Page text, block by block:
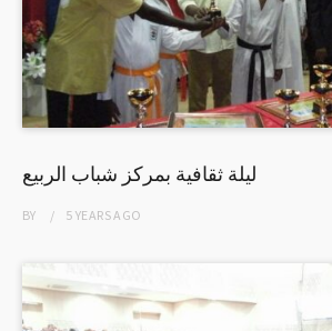
ليلة ثقافية بمركز شباب الربيع
BY 5 YEARSAGO